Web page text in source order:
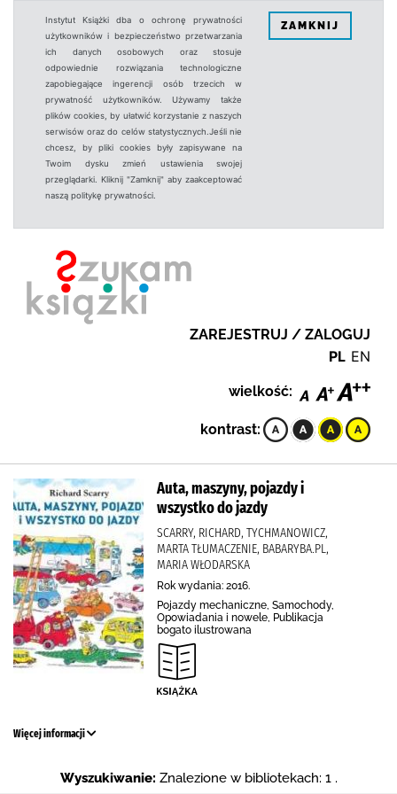
Instytut Książki dba o ochronę prywatności
użytkowników i bezpieczeństwo przetwarzania
ich danych osobowych oraz stosuje
odpowiednie rozwiązania technologiczne
zapobiegające ingerencji osób trzecich w
prywatność użytkowników. Używamy także
plików cookies, by ułatwić korzystanie z naszych
serwisów oraz do celów statystycznych.Jeśli nie
chcesz, by pliki cookies były zapisywane na
Twoim dysku zmień ustawienia swojej
przeglądarki. Kliknij "Zamknij" aby zaakceptować
naszą politykę prywatności.
ZAMKNIJ
ZAREJESTRUJ / ZALOGUJ
PL EN
wielkość:
kontrast:
Auta, maszyny, pojazdy i
wszystko do jazdy
SCARRY, RICHARD, TYCHMANOWICZ,
MARTA TŁUMACZENIE, BABARYBA.PL,
MARIA WŁODARSKA
Rok wydania: 2016.
Pojazdy mechaniczne, Samochody,
Opowiadania i nowele, Publikacja
bogato ilustrowana
Więcej informacji
Wyszukiwanie: Znalezione w bibliotekach: 1 .